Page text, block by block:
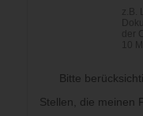
Bitte
Stellen, die meinen